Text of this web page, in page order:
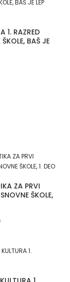
1. RAZRED
BAŠ JE
ZA PRVI
ŠKOLE,